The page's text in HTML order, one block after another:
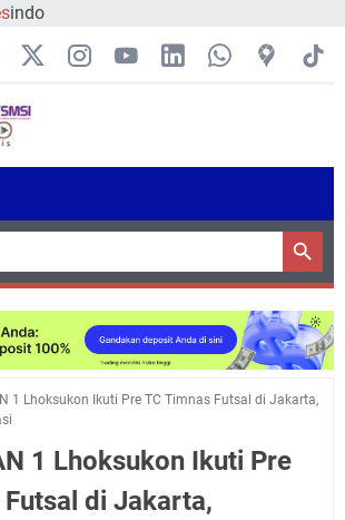
indo
1 Lhoksukon Ikuti Pre TC Timnas Futsal di Jakarta,
1 Lhoksukon Ikuti Pre
di Jakarta,